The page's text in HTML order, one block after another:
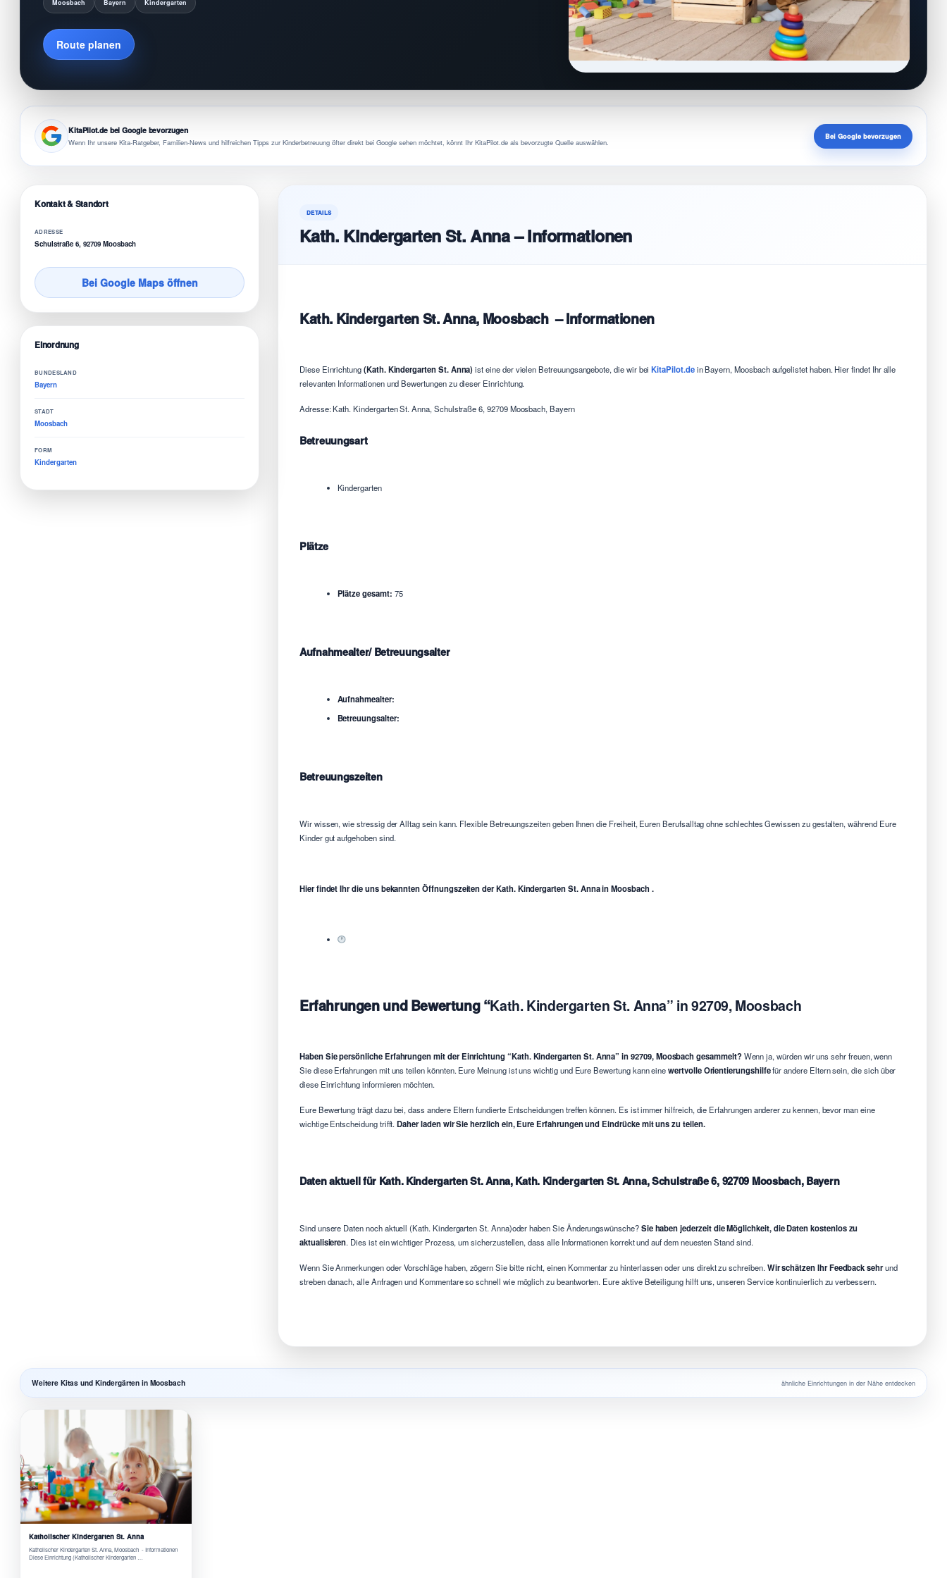
Moosbach Bayern Kindergarten
Route planen
KitaPilot.de bei Google bevorzugen
Wenn Ihr unsere Kita-Ratgeber, Familien-News und hilfreichen Tipps zur Kinderbetreuung öfter direkt bei Google sehen möchtet, könnt Ihr KitaPilot.de als bevorzugte Quelle auswählen.
Bei Google bevorzugen
Kontakt & Standort
ADRESSE
Schulstraße 6, 92709 Moosbach
Bei Google Maps öffnen
Einordnung
BUNDESLAND
Bayern
STADT
Moosbach
FORM
Kindergarten
DETAILS
Kath. Kindergarten St. Anna – Informationen
Kath. Kindergarten St. Anna, Moosbach – Informationen
Diese Einrichtung(Kath. Kindergarten St. Anna)ist eine der vielen Betreuungsangebote, die wir beiKitaPilot.dein Bayern, Moosbach aufgelistet haben. Hier findet Ihr alle
relevanten Informationen und Bewertungen zu dieser Einrichtung.
Adresse: Kath. Kindergarten St. Anna, Schulstraße 6, 92709 Moosbach, Bayern
Betreuungsart
Kindergarten
Plätze
Plätze gesamt: 75
Aufnahmealter/ Betreuungsalter
Aufnahmealter:
Betreuungsalter:
Betreuungszeiten
Wir wissen, wie stressig der Alltag sein kann. Flexible Betreuungszeiten geben Ihnen die Freiheit, Euren Berufsalltag ohne schlechtes Gewissen zu gestalten, während Eure
Kinder gut aufgehoben sind.
Hier findet Ihr die uns bekannten Öffnungszeiten der Kath. Kindergarten St. Anna in Moosbach .
Erfahrungen und Bewertung “Kath. Kindergarten St. Anna” in 92709, Moosbach
Haben Sie persönliche Erfahrungen mit der Einrichtung “Kath. Kindergarten St. Anna” in 92709, Moosbach gesammelt?Wenn ja, würden wir uns sehr freuen, wenn
Sie diese Erfahrungen mit uns teilen könnten. Eure Meinung ist uns wichtig und Eure Bewertung kann einewertvolle Orientierungshilfefür andere Eltern sein, die sich über
diese Einrichtung informieren möchten.
Eure Bewertung trägt dazu bei, dass andere Eltern fundierte Entscheidungen treffen können. Es ist immer hilfreich, die Erfahrungen anderer zu kennen, bevor man eine
wichtige Entscheidung trifft.Daher laden wir Sie herzlich ein, Eure Erfahrungen und Eindrücke mit uns zu teilen.
Daten aktuell für Kath. Kindergarten St. Anna, Kath. Kindergarten St. Anna, Schulstraße 6, 92709 Moosbach, Bayern
Sind unsere Daten noch aktuell (Kath. Kindergarten St. Anna)oder haben Sie Änderungswünsche?Sie haben jederzeit die Möglichkeit, die Daten kostenlos zu
aktualisieren. Dies ist ein wichtiger Prozess, um sicherzustellen, dass alle Informationen korrekt und auf dem neuesten Stand sind.
Wenn Sie Anmerkungen oder Vorschläge haben, zögern Sie bitte nicht, einen Kommentar zu hinterlassen oder uns direkt zu schreiben. Wir schätzen Ihr Feedback sehrund
streben danach, alle Anfragen und Kommentare so schnell wie möglich zu beantworten. Eure aktive Beteiligung hilft uns, unseren Service kontinuierlich zu verbessern.
Weitere Kitas und Kindergärten in Moosbach ähnliche Einrichtungen in der Nähe entdecken
Katholischer Kindergarten St. Anna
Katholischer Kindergarten St. Anna, Moosbach - Informationen
Diese Einrichtung (Katholischer Kindergarten …